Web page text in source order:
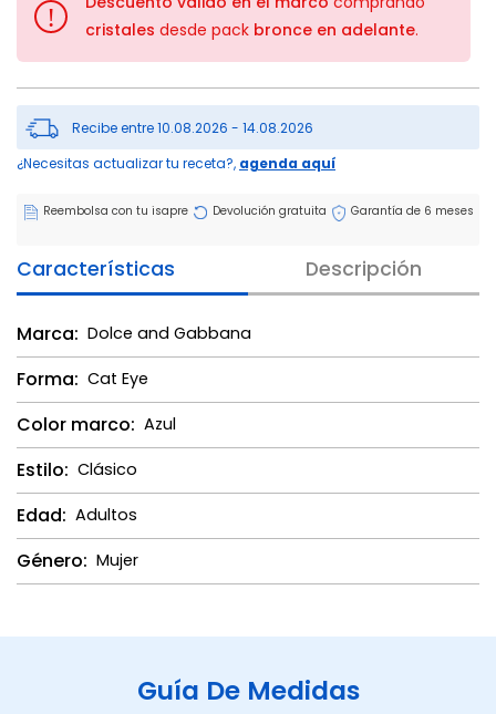
!
cristales desde pack bronce en adelante.
Recibe entre 10.08.2026 - 14.08.2026
¿Necesitas actualizar tu receta?, agenda aquí
Reembolsa con tu isapre Devolución gratuita Garantía de 6 meses
Características Descripción
Marca: Dolce and Gabbana
Forma: Cat Eye
Color marco: Azul
Estilo: Clásico
Edad: Adultos
Género: Mujer
Guía De Medidas